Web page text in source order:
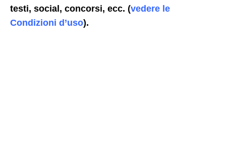
testi, social, concorsi, ecc. (vedere le
Condizioni d’uso).